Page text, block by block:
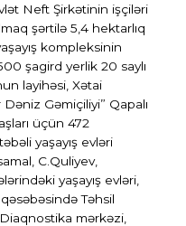
Neft Şirkətinin işçiləri
şərtilə 5,4 hektarlıq
kompleksinin
şagird yerlik 20 saylı
layihəsi, Xətai
Gəmiçiliyi” Qapalı
üçün 472
yaşayış evləri
C.Quliyev,
yaşayış evləri,
Təhsil
mərkəzi,